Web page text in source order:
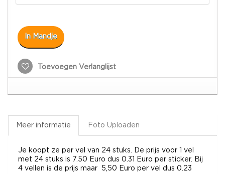
In Mandje
Toevoegen Verlanglijst
Meer informatie Foto Uploaden
Je koopt ze per vel van 24 stuks. De prijs voor 1 vel
met 24 stuks is 7.50 Euro dus 0.31 Euro per sticker. Bij
4 vellen is de prijs maar 5,50 Euro per vel dus 0.23